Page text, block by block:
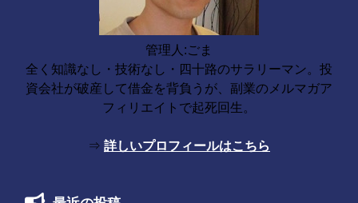
管理人:ごま
全く知識なし・技術なし・四十路のサラリーマン。投
資会社が破産して借金を背負うが、副業のメルマガア
フィリエイトで起死回生。
⇒ 詳しいプロフィールはこちら